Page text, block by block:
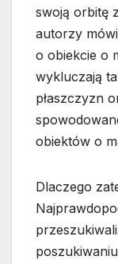
swoją orbitę
autorzy
o obiekcie o
wykluczają
płaszczyzn
obiektów o
Dlaczego